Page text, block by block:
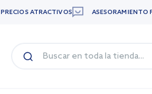
PRECIOS ATRACTIVOS ASESORAMIENTO